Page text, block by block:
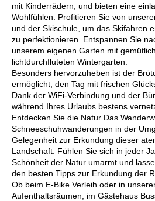
mit Kinderrädern, und bieten eine
Wohlfühlen. Profitieren Sie von
und der Skischule, um das Skifahren
zu perfektionieren. Entspannen Sie
unserem eigenen Garten mit
lichtdurchfluteten Wintergarten.
Besonders hervorzuheben ist der
ermöglicht, den Tag mit frischen
Dank der WiFi-Verbindung und der
während Ihres Urlaubs bestens
Entdecken Sie die Natur Das
Schneeschuhwanderungen in der
Gelegenheit zur Erkundung dieser
Landschaft. Fühlen Sie sich in jeder
Schönheit der Natur umarmt und
den besten Tipps zur Erkundung der
Ob beim E-Bike Verleih oder in
Aufenthaltsräumen, im Gästehaus